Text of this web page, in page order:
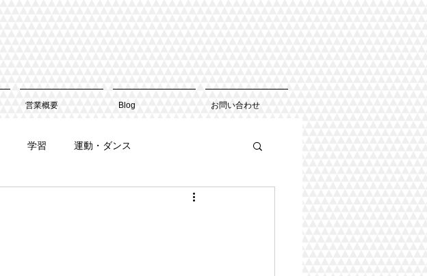
営業概要 Blog お問い合わせ
学習 運動・ダンス